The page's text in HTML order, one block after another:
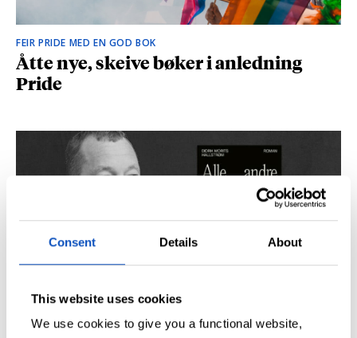
Consent Details About
This website uses cookies
We use cookies to give you a functional website,
FEIR PRIDE MED EN GOD BOK
Åtte nye, skeive bøker i anledning
Pride
SÅ DU NRK-DOKUMENTAREN «AGENTEN»?
Didrik M. Hallstrøm: – Alt det med CIA